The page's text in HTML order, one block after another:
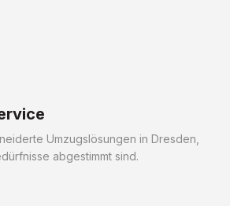
Umzugslösungen in Dresden,
abgestimmt sind.